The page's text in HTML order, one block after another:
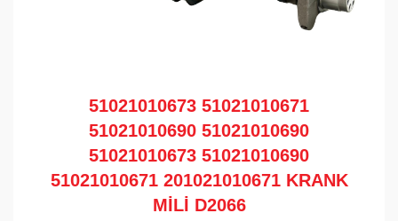
51021010673 51021010671
51021010690 51021010690
51021010673 51021010690
51021010671 201021010671 KRANK
MİLİ D2066